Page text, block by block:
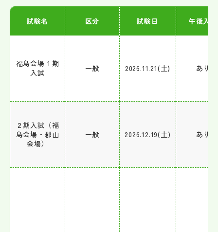
試験名 区分 試験日 午後入試
福島会場１期
入試
一般 2026.11.21(土) あり
２期入試（福
島会場・郡山
会場）
一般 2026.12.19(土) あり